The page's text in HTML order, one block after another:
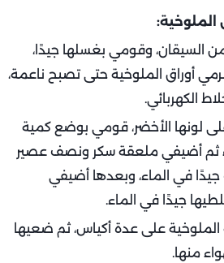
الملوخية:
السيقان، وقومي بغسلها جيدًا،
أوراق الملوخية حتى تصبح ناعمة،
الكهربائي.
لونها الأخضر، قومي بوضع كمية
ثم أضيفي ملعقة سكر ونصف عصير
جيدًا في الماء، وبعدها أضيفي
جيدًا في الماء.
على عدة أكياس، ثم ضعيها
منها.